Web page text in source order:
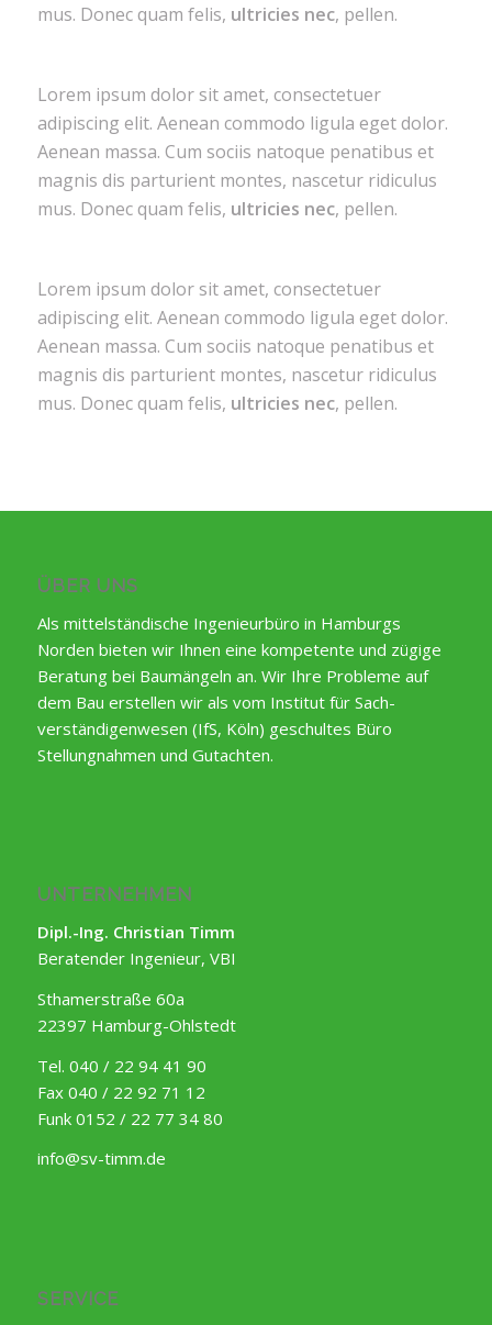
mus. Donec quam felis, ultricies nec, pellen.
Lorem ipsum dolor sit amet, consectetuer
adipiscing elit. Aenean commodo ligula eget dolor.
Aenean massa. Cum sociis natoque penatibus et
magnis dis parturient montes, nascetur ridiculus
mus. Donec quam felis, ultricies nec, pellen.
Lorem ipsum dolor sit amet, consectetuer
adipiscing elit. Aenean commodo ligula eget dolor.
Aenean massa. Cum sociis natoque penatibus et
magnis dis parturient montes, nascetur ridiculus
mus. Donec quam felis, ultricies nec, pellen.
ÜBER UNS
Als mittelständische Ingenieurbüro in Hamburgs
Norden bieten wir Ihnen eine kompetente und zügige
Beratung bei Baumängeln an. Wir Ihre Probleme auf
dem Bau erstellen wir als vom Institut für Sach-
verständigenwesen (IfS, Köln) geschultes Büro
Stellungnahmen und Gutachten.
UNTERNEHMEN
Dipl.-Ing. Christian Timm
Beratender Ingenieur, VBI
Sthamerstraße 60a
22397 Hamburg-Ohlstedt
Tel. 040 / 22 94 41 90
Fax 040 / 22 92 71 12
Funk 0152 / 22 77 34 80
info@sv-timm.de
SERVICE